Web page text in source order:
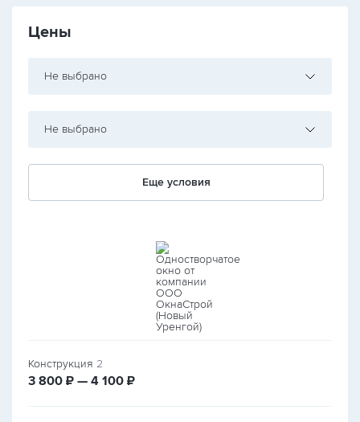
Цены
Не выбрано
Не выбрано
Еще условия
Конструкция 2
3 800 руб.
₽ — 4 100 руб.
₽